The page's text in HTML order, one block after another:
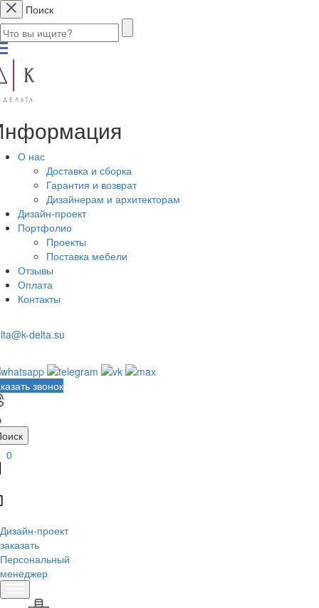
Поиск
О нас
Доставка и сборка
Гарантия и возврат
Дизайнерам и архитекторам
Дизайн-проект
Портфолио
Проекты
Поставка мебели
Отзывы
Оплата
Контакты
delta.su
звонок
0
Дизайн-проект
заказать
Персональный
менеджер